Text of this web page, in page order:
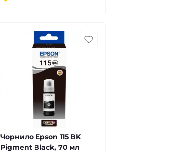
Чорнило Epson 115 BK
Pigment Black, 70 мл